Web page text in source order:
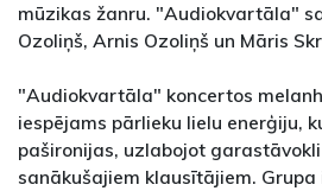
mūzikas žanru. "Audiokvartāla"
Ozoliņš, Arnis Ozoliņš un Māris
"Audiokvartāla" koncertos
iespējams pārlieku lielu enerģiju,
pašironijas, uzlabojot
sanākušajiem klausītājiem. Grupa